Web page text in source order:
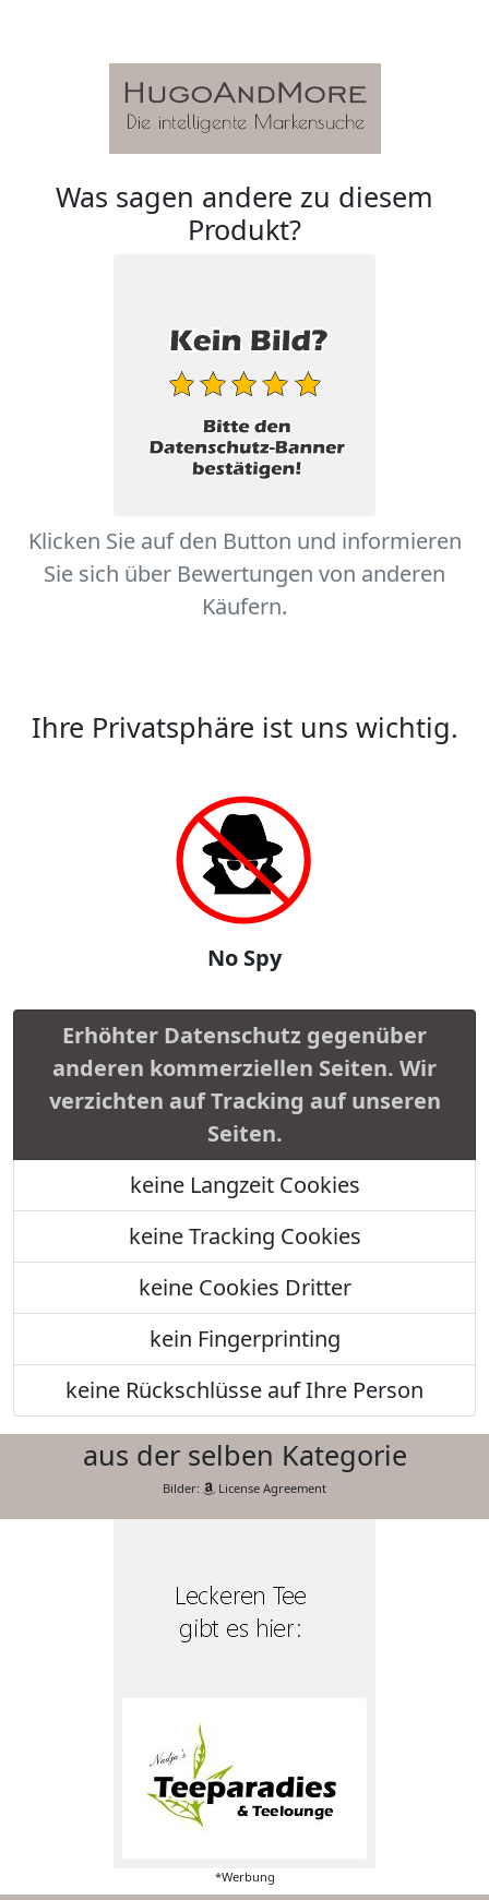
Was sagen andere zu diesem
Produkt?
Klicken Sie auf den Button und informieren
Sie sich über Bewertungen von anderen
Käufern.
Ihre Privatsphäre ist uns wichtig.
No Spy
Erhöhter Datenschutz gegenüber
anderen kommerziellen Seiten. Wir
verzichten auf Tracking auf unseren
Seiten.
keine Langzeit Cookies
keine Tracking Cookies
keine Cookies Dritter
kein Fingerprinting
keine Rückschlüsse auf Ihre Person
aus der selben Kategorie
Bilder: License Agreement
*Werbung